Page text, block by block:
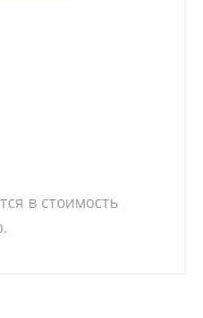
в стоимость